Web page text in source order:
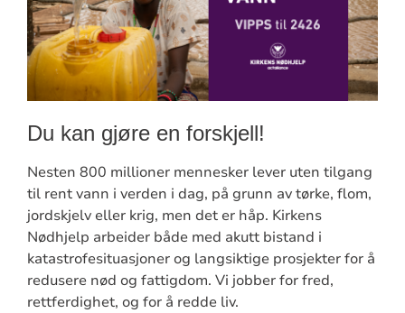
Du kan gjøre en forskjell!
Nesten 800 millioner mennesker lever uten tilgang
til rent vann i verden i dag, på grunn av tørke, flom,
jordskjelv eller krig, men det er håp. Kirkens
Nødhjelp arbeider både med akutt bistand i
katastrofesituasjoner og langsiktige prosjekter for å
redusere nød og fattigdom. Vi jobber for fred,
rettferdighet, og for å redde liv.